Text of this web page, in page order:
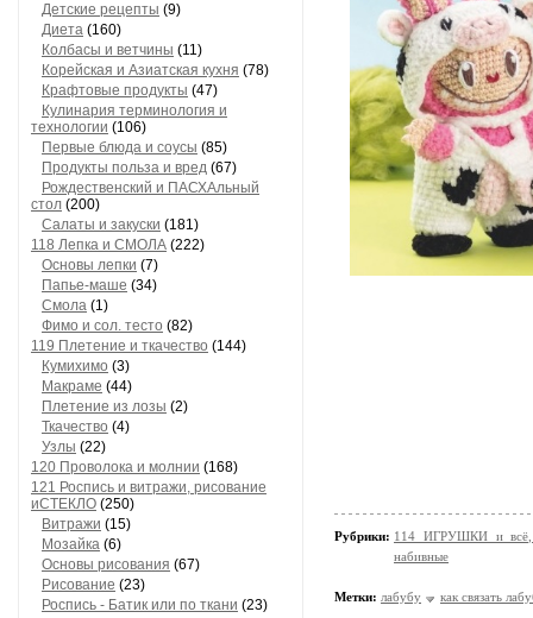
Детские рецепты (9)
Диета (160)
Колбасы и ветчины (11)
Корейская и Азиатская кухня (78)
Крафтовые продукты (47)
Кулинария терминология и
технологии (106)
Первые блюда и соусы (85)
Продукты польза и вред (67)
Рождественский и ПАСХАльный
стол (200)
Салаты и закуски (181)
118 Лепка и СМОЛА (222)
Основы лепки (7)
Папье-маше (34)
Смола (1)
Фимо и сол. тесто (82)
119 Плетение и ткачество (144)
Кумихимо (3)
Макраме (44)
Плетение из лозы (2)
Ткачество (4)
Узлы (22)
120 Проволока и молнии (168)
121 Роспись и витражи, рисование
иСТЕКЛО (250)
Витражи (15)
Мозайка (6)
Основы рисования (67)
Рисование (23)
Роспись - Батик или по ткани (23)
Рубрики: 114 ИГРУШКИ и всё,
набивные
Метки: лабубу как связать